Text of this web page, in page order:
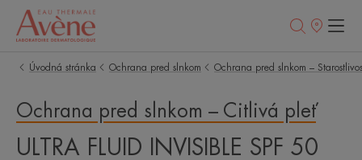
Predajné
Úvodná stránka Ochrana pred slnkom Ochrana pred slnkom –
Ochrana pred slnkom – Citlivá pleť
ULTRA FLUID INVISIBLE SPF 50